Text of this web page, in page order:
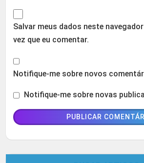
Salvar meus dados neste
vez que eu comentar.
Notifique-me sobre novos
Notifique-me sobre novas